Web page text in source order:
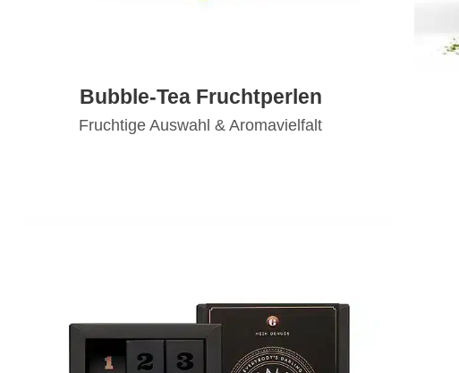
Bubble-Tea Fruchtperlen
Fruchtige Auswahl & Aromavielfalt